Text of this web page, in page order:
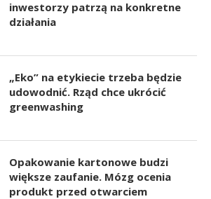
inwestorzy patrzą na konkretne
działania
„Eko” na etykiecie trzeba będzie
udowodnić. Rząd chce ukrócić
greenwashing
Opakowanie kartonowe budzi
większe zaufanie. Mózg ocenia
produkt przed otwarciem